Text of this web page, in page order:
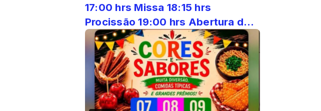
17:00 hrs Missa 18:15 hrs
Procissão 19:00 hrs Abertura do
Show 20:00 hrs Show Cleiton S...